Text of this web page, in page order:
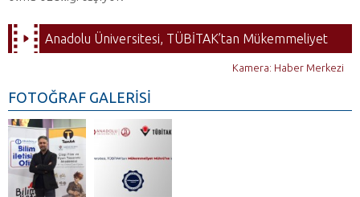
Anadolu Üniversitesi, TÜBİTAK’tan Mükemmeliyet
Kamera: Haber Merkezi
FOTOĞRAF GALERİSİ